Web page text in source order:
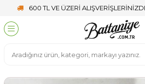
600 TL VE ÜZERİ